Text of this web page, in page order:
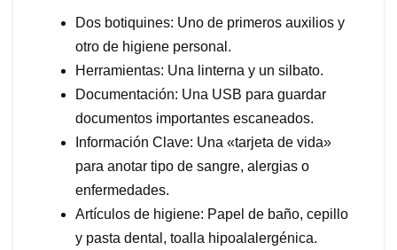
Dos botiquines: Uno de primeros auxilios y
otro de higiene personal.
Herramientas: Una linterna y un silbato.
Documentación: Una USB para guardar
documentos importantes escaneados.
Información Clave: Una «tarjeta de vida»
para anotar tipo de sangre, alergias o
enfermedades.
Artículos de higiene: Papel de baño, cepillo
y pasta dental, toalla hipoalalergénica.